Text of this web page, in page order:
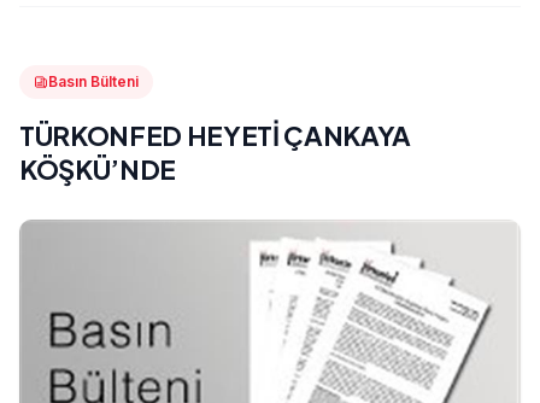
Basın Bülteni
TÜRKONFED HEYETİ ÇANKAYA
KÖŞKÜ’NDE